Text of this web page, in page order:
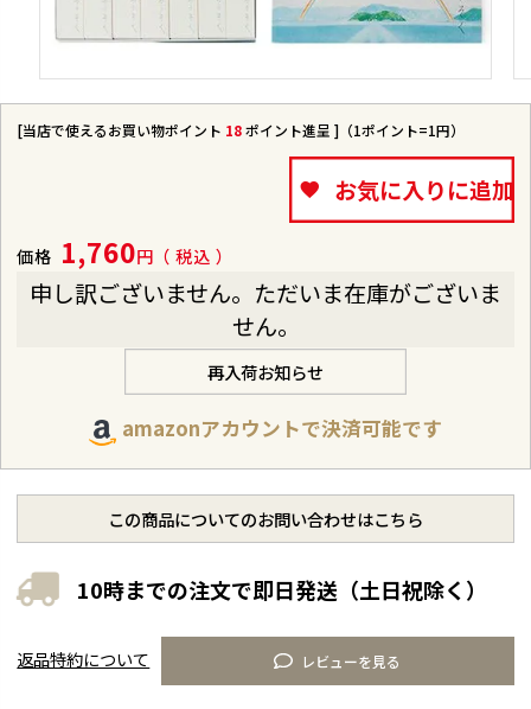
[当店で使えるお買い物ポイント 18ポイント進呈 ]（1ポイント=1円）
価格 1,760 税込
申し訳ございません。ただいま在庫がございま
せん。
お気に入りに追加
再入荷お知らせ
amazonアカウントで決済可能です
10時までの注文で即日発送（土日祝除く）
この商品についてのお問い合わせはこちら
レビューを見る
返品特約について